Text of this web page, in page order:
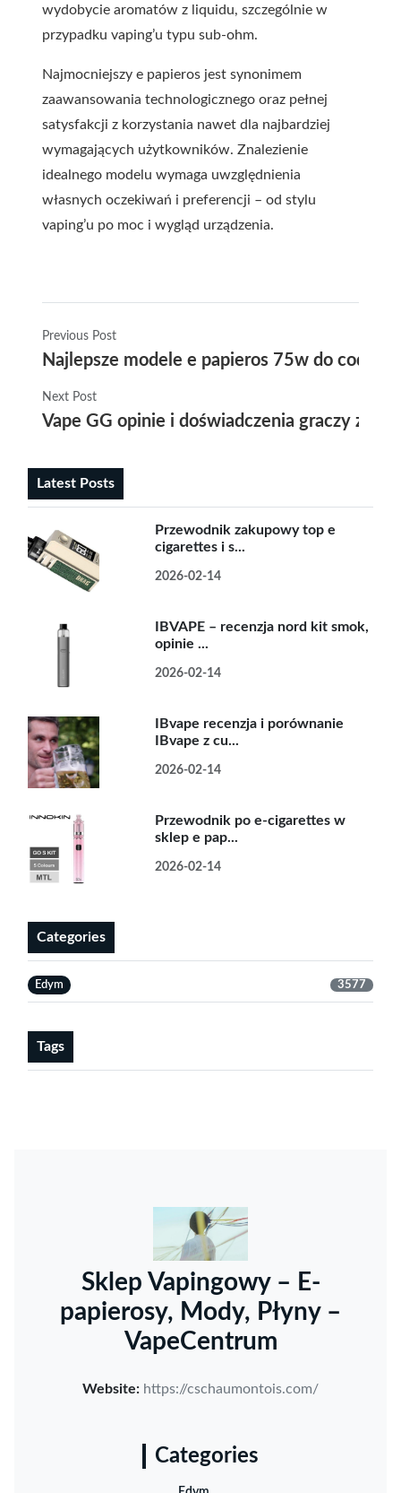
wydobycie aromatów z liquidu, szczególnie w
przypadku vaping’u typu sub-ohm.
Najmocniejszy e papieros jest synonimem
zaawansowania technologicznego oraz pełnej
satysfakcji z korzystania nawet dla najbardziej
wymagających użytkowników. Znalezienie
idealnego modelu wymaga uwzględnienia
własnych oczekiwań i preferencji – od stylu
vaping’u po moc i wygląd urządzenia.
Previous Post
Najlepsze modele e papieros 75w do
Next Post
Vape GG opinie i doświadczenia graczy z
Latest Posts
Przewodnik zakupowy top e
cigarettes i s...
2026-02-14
IBVAPE – recenzja nord kit smok,
opinie ...
2026-02-14
IBvape recenzja i porównanie
IBvape z cu...
2026-02-14
Przewodnik po e-cigarettes w
sklep e pap...
2026-02-14
Categories
Edym 3577
Tags
Sklep Vapingowy – E-
papierosy, Mody, Płyny –
VapeCentrum
Website: https://cschaumontois.com/
Categories